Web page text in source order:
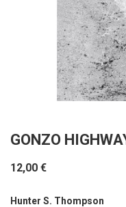
GONZO
12,00 €
Hunter S. Thompson